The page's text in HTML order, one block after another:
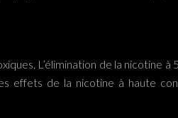
L’élimination de la nicotine
effets de la nicotine à haute